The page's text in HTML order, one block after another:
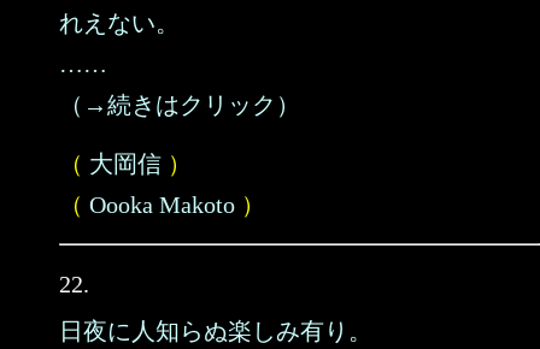
れえない。
……
（→続きはクリック）
（ 大岡信 ）
（ Oooka Makoto ）
22.
日夜に人知らぬ楽しみ有り。